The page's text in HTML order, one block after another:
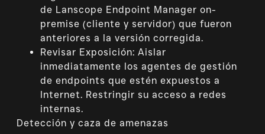
de Lanscope Endpoint Manager on-
premise (cliente y servidor) que fueron
anteriores a la versión corregida.
Revisar Exposición: Aislar
inmediatamente los agentes de gestión
de endpoints que estén expuestos a
Internet. Restringir su acceso a redes
internas.
Detección y caza de amenazas